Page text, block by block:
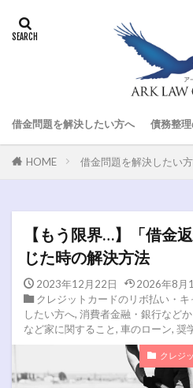
借金問題を解決したい方へ 債務整
HOME 借金問題を解決したい
【もう限界…】「借金
じた時の解決方法
2023年12月22日
2026年8月
クレジットカードのリボ払い・キ
したい方へ, 消費者金融・銀行など
など家に関すること, 車のローン, 奨
クレジ